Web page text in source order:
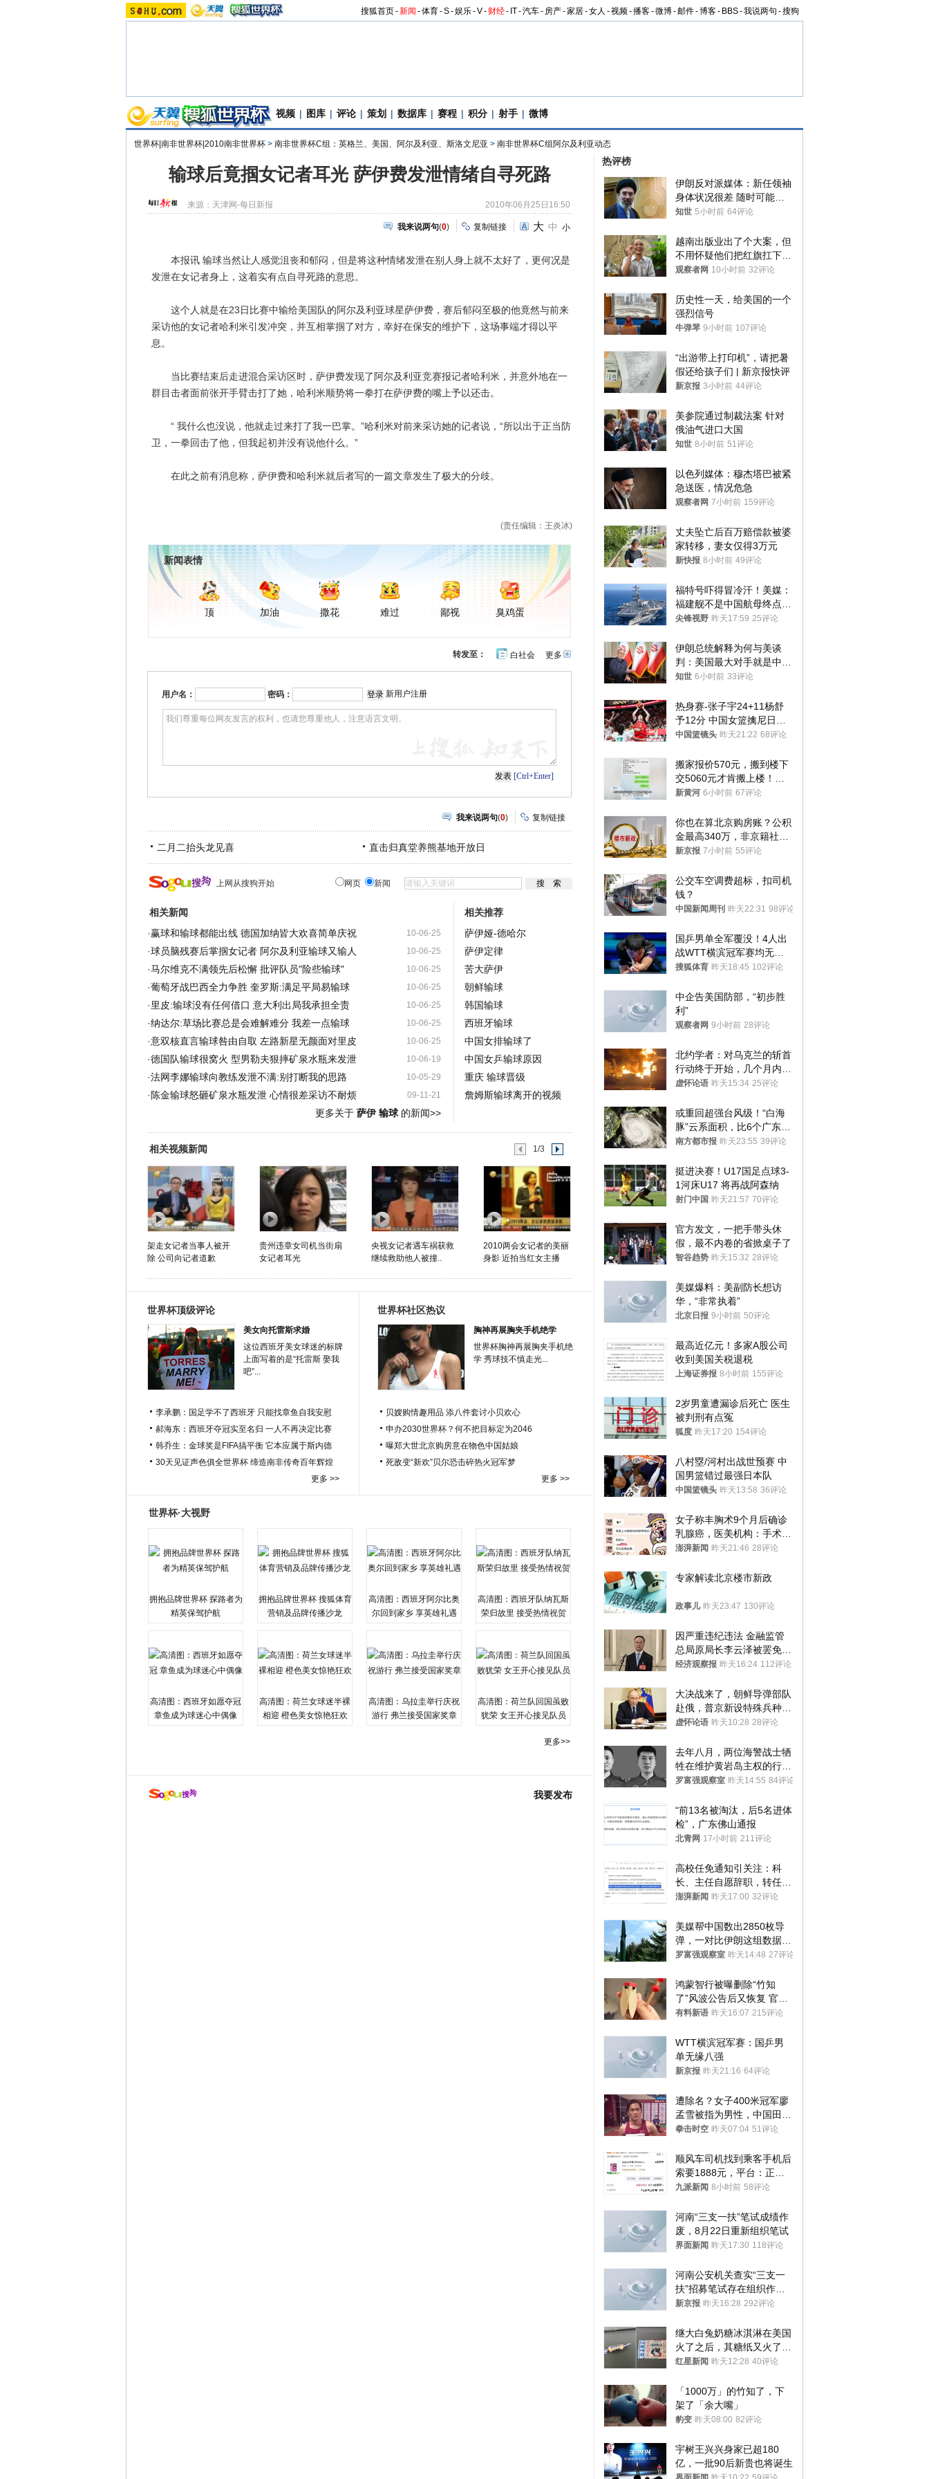
搜狐首页-新闻 -体育-S-娱乐-V- 财经- IT-汽车- 房产-家居-女人 -视频-播客-微博-邮件-博客- BBS-我说两句 -搜狗
视频 | 图库 | 评论 | 策划 | 数据库 | 赛程 | 积分 | 射手 | 微博
世界杯|南非世界杯|2010南非世界杯 > 南非世界杯C组：英格兰、美国、阿尔及利亚、斯洛文尼亚 > 南非世界杯C组阿尔及利亚动态
输球后竟掴女记者耳光 萨伊费发泄情绪自寻死路
来源： 天津网-每日新报 2010年06月25日16:50
我来说两句(0) 复制链接 大 中 小
本报讯 输球当然让人感觉沮丧和郁闷，但是将这种情绪发泄在别人身上就不太好了，更何况是
发泄在女记者身上，这着实有点自寻死路的意思。
这个人就是在23日比赛中输给美国队的阿尔及利亚球星萨伊费，赛后郁闷至极的他竟然与前来
采访他的女记者哈利米引发冲突，并互相掌掴了对方，幸好在保安的维护下，这场事端才得以平
息。
当比赛结束后走进混合采访区时，萨伊费发现了阿尔及利亚竞赛报记者哈利米，并意外地在一
群目击者面前张开手臂击打了她，哈利米顺势将一拳打在萨伊费的嘴上予以还击。
“ 我什么也没说，他就走过来打了我一巴掌。”哈利米对前来采访她的记者说，“所以出于正当防
卫，一拳回击了他，但我起初并没有说他什么。”
在此之前有消息称，萨伊费和哈利米就后者写的一篇文章发生了极大的分歧。
(责任编辑：王炎冰)
新闻表情
顶 加油 撒花 难过 鄙视 臭鸡蛋
更多开
转发至： 白社会
用户名： 密码： 新用户注册
[Ctrl+Enter]
我来说两句(0) 复制链接
二月二抬头龙见喜 直击归真堂养熊基地开放日
上网从搜狗开始 网页 新闻
相关新闻
10-06-25
·赢球和输球都能出线 德国加纳皆大欢喜简单庆祝
10-06-25
·球员脑残赛后掌掴女记者 阿尔及利亚输球又输人
10-06-25
·马尔维克不满领先后松懈 批评队员"险些输球"
10-06-25
·葡萄牙战巴西全力争胜 奎罗斯:满足平局易输球
10-06-25
·里皮:输球没有任何借口 意大利出局我承担全责
10-06-25
·纳达尔:草场比赛总是会难解难分 我差一点输球
10-06-25
·意双核直言输球咎由自取 左路新星无颜面对里皮
10-06-19
·德国队输球很窝火 型男勒夫狠摔矿泉水瓶来发泄
10-05-29
·法网李娜输球向教练发泄不满:别打断我的思路
09-11-21
· 陈金输球怒砸矿泉水瓶发泄 心情很差采访不耐烦
更多关于 萨伊 输球的新闻>>
相关推荐
萨伊娅-德哈尔
萨伊定律
苦大萨伊
朝鲜输球
韩国输球
西班牙输球
中国女排输球了
中国女乒输球原因
重庆 输球晋级
詹姆斯输球离开的视频
相关视频新闻 1/3
架走女记者当事人被开
除 公司向记者道歉
贵州违章女司机当街扇
女记者耳光
央视女记者遇车祸获救
继续救助他人被撞..
2010两会女记者的美丽
身影 近拍当红女主播
世界杯顶级评论
美女向托雷斯求婚
这位西班牙美女球迷的标牌
上面写着的是“托雷斯 娶我
吧”...
李承鹏：国足学不了西班牙 只能找章鱼自我安慰
郝海东：西班牙夺冠实至名归 一人不再决定比赛
韩乔生：金球奖是FIFA搞平衡 它本应属于斯内德
30天见证声色俱全世界杯 缔造南非传奇百年辉煌
更多 >>
世界杯社区热议
胸神再展胸夹手机绝学
世界杯胸神再展胸夹手机绝
学 秀球技不慎走光...
贝嫂购情趣用品 添八件套讨小贝欢心
申办2030世界杯？何不把目标定为2046
曝郑大世北京购房意在物色中国姑娘
死敌变“新欢”贝尔恐击碎热火冠军梦
更多 >>
世界杯·大视野
拥抱品牌世界杯 探路者为
精英保驾护航
拥抱品牌世界杯 搜狐体育
营销及品牌传播沙龙
高清图：西班牙阿尔比奥
尔回到家乡 享英雄礼遇
高清图：西班牙队纳瓦斯
荣归故里 接受热情祝贺
高清图：西班牙如愿夺冠
章鱼成为球迷心中偶像
高清图：荷兰女球迷半裸
相迎 橙色美女惊艳狂欢
高清图：乌拉圭举行庆祝
游行 弗兰接受国家奖章
高清图：荷兰队回国虽败
犹荣 女王开心接见队员
更多>>
我要发布
热评榜
伊朗反对派媒体：新任领袖
身体状况很差 随时可能离
世
知世 5小时前 64评论
越南出版业出了个大案，但
不用怀疑他们把红旗扛下去
的决心
观察者网 10小时前 32评论
历史性一天，给美国的一个
强烈信号
牛弹琴 9小时前 107评论
“出游带上打印机”，请把暑
假还给孩子们 | 新京报快评
新京报 3小时前 44评论
美参院通过制裁法案 针对
俄油气进口大国
知世 8小时前 51评论
以色列媒体：穆杰塔巴被紧
急送医，情况危急
观察者网 7小时前 159评论
丈夫坠亡后百万赔偿款被婆
家转移，妻女仅得3万元
新快报 8小时前 49评论
福特号吓得冒冷汗！美媒：
福建舰不是中国航母终点，
而是新起点！
尖锋视野 昨天17:59 25评论
伊朗总统解释为何与美谈
判：美国最大对手就是中
国，但他们也在对话
知世 6小时前 33评论
热身赛-张子宇24+11杨舒
予12分 中国女篮擒尼日利
亚
中国篮镜头 昨天21:22 68评论
搬家报价570元，搬到楼下
交5060元才肯搬上楼！女
子傻眼了……
新黄河 6小时前 67评论
你也在算北京购房账？公积
金最高340万，非京籍社保
1年
新京报 7小时前 55评论
公交车空调费超标，扣司机
钱？
中国新闻周刊 昨天22:31 98评论
国乒男单全军覆没！4人出
战WTT横滨冠军赛均无缘
八强
搜狐体育 昨天18:45 102评论
中企告美国防部，“初步胜
利”
观察者网 9小时前 28评论
北约学者：对乌克兰的斩首
行动终于开始，几个月内乌
将投降
虚怀论语 昨天15:34 25评论
或重回超强台风级！“白海
豚”云系面积，比6个广东还
大！深圳官方：注意这件事
南方都市报 昨天23:55 39评论
挺进决赛！U17国足点球3-
1河床U17 将再战阿森纳
射门中国 昨天21:57 70评论
官方发文，一把手带头休
假，最不内卷的省掀桌子了
智谷趋势 昨天15:32 28评论
美媒爆料：美副防长想访
华，“非常执着”
北京日报 9小时前 50评论
最高近亿元！多家A股公司
收到美国关税退税
上海证券报 8小时前 155评论
2岁男童遭漏诊后死亡 医生
被判刑有点冤
狐度 昨天17:20 154评论
八村塁/河村出战世预赛 中
国男篮错过最强日本队
中国篮镜头 昨天13:58 36评论
女子称丰胸术9个月后确诊
乳腺癌，医美机构：手术不
可能引发癌症，建议走司法
澎湃新闻 昨天21:46 28评论
专家解读北京楼市新政
政事儿 昨天23:47 130评论
因严重违纪违法 金融监管
总局原局长李云泽被罢免全
国人大代表
经济观察报 昨天16:24 112评论
大决战来了，朝鲜导弹部队
赴俄，普京新设特殊兵种，
76岁老将扛旗
虚怀论语 昨天10:28 28评论
去年八月，两位海警战士牺
牲在维护黄岩岛主权的行动
中
罗富强观察室 昨天14:55 84评论
“前13名被淘汰，后5名进体
检”，广东佛山通报
北青网 17小时前 211评论
高校任免通知引关注：科
长、主任自愿辞职，转任思
政辅导员
澎湃新闻 昨天17:00 32评论
美媒帮中国数出2850枚导
弹，一对比伊朗这组数据，
发现出大事了
罗富强观察室 昨天14:48 27评论
鸿蒙智行被曝删除“竹知
了”风波公告后又恢复 官媒
曾力挺：劝华为要大度的，
有料新语 昨天16:07 215评论
WTT横滨冠军赛：国乒男
单无缘八强
新京报 昨天21:16 64评论
遭除名？女子400米冠军廖
孟雪被指为男性，中国田协
默不作声
拳击时空 昨天07:04 51评论
顺风车司机找到乘客手机后
索要1888元，平台：正和
司机沟通协商
九派新闻 8小时前 58评论
河南“三支一扶”笔试成绩作
废，8月22日重新组织笔试
界面新闻 昨天17:30 118评论
河南公安机关查实“三支一
扶”招募笔试存在组织作弊
犯罪行为
新京报 昨天16:28 292评论
继大白兔奶糖冰淇淋在美国
火了之后，其糖纸又火了！
海外博主盛赞：平面设计经
红星新闻 昨天12:28 40评论
「1000万」的竹知了，下
架了「余大嘴」
豹变 昨天08:00 82评论
宇树王兴兴身家已超180
亿，一批90后新贵也将诞生